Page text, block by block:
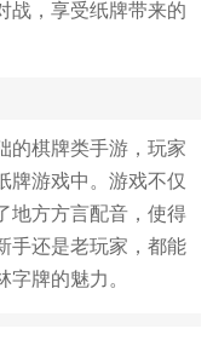
战，享受纸牌带来的
的棋牌类手游，玩家
牌游戏中。游戏不仅
地方方言配音，使得
手还是老玩家，都能
牌的魅力。